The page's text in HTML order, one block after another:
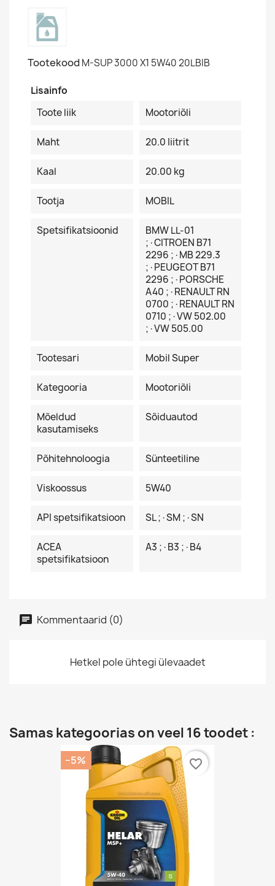
Tootekood M-SUP 3000 X1 5W40 20LBIB
Lisainfo
Toote liik
Mootoriõli
Maht 20.0 Iiitrit
Kaal 20.00 kg
Tootja MOBIL
Spetsifikatsioonid
BMW LL-01
;·CITROEN B71
2296 ;·MB 229.3
;·PEUGEOT B71
2296 ;·PORSCHE
A40 ;·RENAULT RN
0700 ;·RENAULT RN
0710 ;·VW 502.00
;·VW 505.00
Tootesari Mobil Super
Kategooria Mootoriõli
Mõeldud
kasutamiseks
Sõiduautod
Põhitehnoloogia Sünteetiline
Viskoossus 5W40
API spetsifikatsioon SL ;·SM ;·SN
ACEA
spetsifikatsioon
A3 ;·B3 ;·B4
Kommentaarid (0)
Hetkel pole ühtegi ülevaadet
Samas kategoorias on veel 16 toodet :
−5% favorite_border